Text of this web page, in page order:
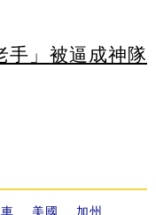
手」被逼成神隊
美國 加州